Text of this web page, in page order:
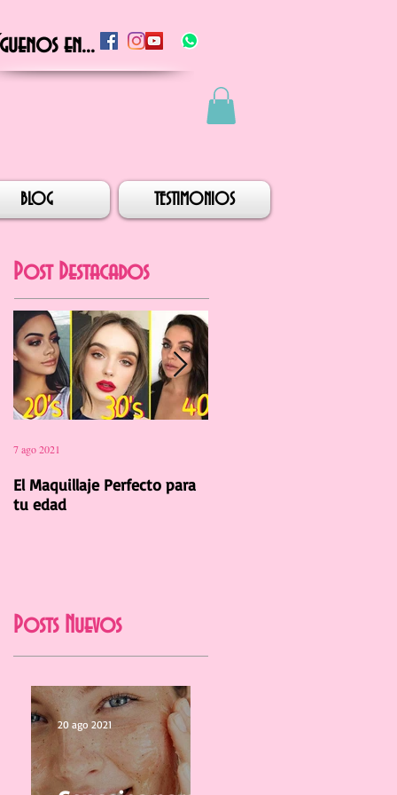
en...
BLOG TESTIMONIOS
Post Destacados
El Maquillaje Perfecto para
tu edad
7 ago 2021
Posts Nuevos
20 ago 2021